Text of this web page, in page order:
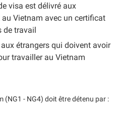
visa est délivré aux
Vietnam avec un certificat
de travail
étrangers qui doivent avoir
travailler au Vietnam
(NG1 - NG4) doit être détenu par :